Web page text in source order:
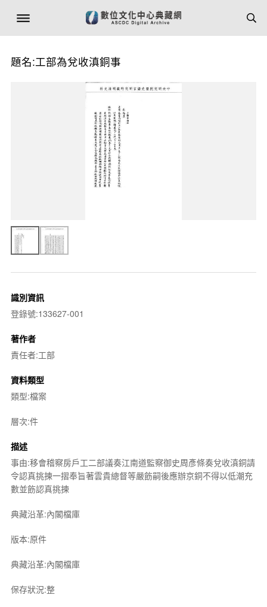
題名:工部為兌收滇銅事
識別資訊
登錄號:133627-001
著作者
責任者:工部
資料類型
類型:檔案
層次:件
描述
事由:移會稽察房戶工二部議奏江南道監察御史周彥條奏兌收滇銅請
令認真挑揀一摺奉旨著雲貴總督等嚴飭嗣後應辦京銅不得以低潮充
數並飭認真挑揀
典藏沿革:內閣檔庫
版本:原件
典藏沿革:內閣檔庫
保存狀況:整